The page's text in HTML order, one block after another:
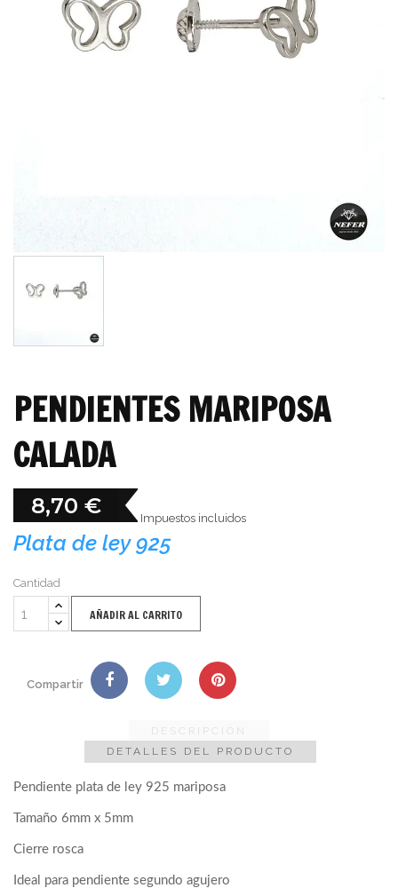
PENDIENTES MARIPOSA
CALADA
8,70 € Impuestos incluidos
Plata de ley 925
Cantidad
AÑADIR AL CARRITO
Compartir
DESCRIPCIÓN
DETALLES DEL PRODUCTO
Pendiente plata de ley 925 mariposa
Tamaño 6mm x 5mm
Cierre rosca
Ideal para pendiente segundo agujero